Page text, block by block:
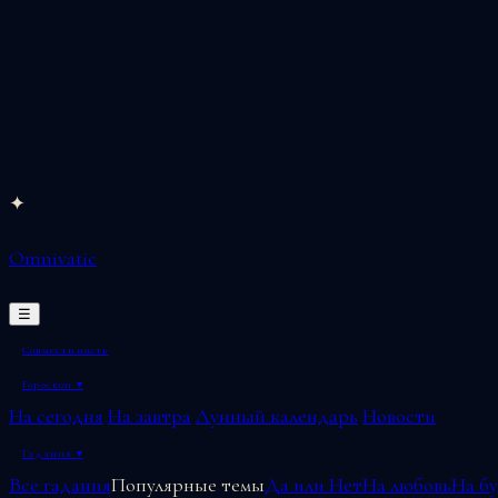
Перейти
содержимому
✦
Omnivatic
☰
Совместимость
Гороскоп ▾
На сегодня На завтраЛунный календарь Новости
Гадания ▾
Все гаданияПопулярные темыДа или НетНа любовьНа